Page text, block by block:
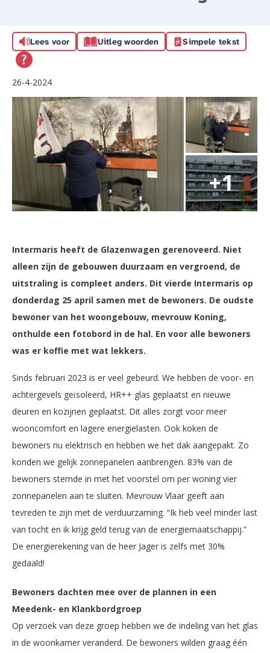
Lees voor Uitleg woorden Simpele tekst
26-4-2024
Intermaris heeft de Glazenwagen gerenoveerd. Niet
alleen zijn de gebouwen duurzaam en vergroend, de
uitstraling is compleet anders. Dit vierde Intermaris op
donderdag 25 april samen met de bewoners. De oudste
bewoner van het woongebouw, mevrouw Koning,
onthulde een fotobord in de hal. En voor alle bewoners
was er koffie met wat lekkers.
Sinds februari 2023 is er veel gebeurd. We hebben de voor- en
achtergevels geïsoleerd, HR++ glas geplaatst en nieuwe
deuren en kozijnen geplaatst. Dit alles zorgt voor meer
wooncomfort en lagere energielasten. Ook koken de
bewoners nu elektrisch en hebben we het dak aangepakt. Zo
konden we gelijk zonnepanelen aanbrengen. 83% van de
bewoners stemde in met het voorstel om per woning vier
zonnepanelen aan te sluiten. Mevrouw Vlaar geeft aan
tevreden te zijn met de verduurzaming. “Ik heb veel minder last
van tocht en ik krijg geld terug van de energiemaatschappij.”
De energierekening van de heer Jager is zelfs met 30%
gedaald!
Bewoners dachten mee over de plannen in een
Meedenk- en Klankbordgroep
Op verzoek van deze groep hebben we de indeling van het glas
in de woonkamer veranderd. De bewoners wilden graag één